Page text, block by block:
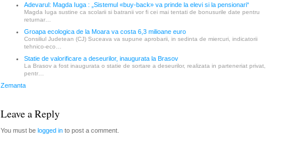
Adevarul: Magda Iuga : „Sistemul «buy-back» va prinde la elevi si la pensionari“
Magda Iuga sustine ca scolarii si batranii vor fi cei mai tentati de bonusurile date pentru
returnar…
Groapa ecologica de la Moara va costa 6,3 milioane euro
Consiliul Judetean (CJ) Suceava va supune aprobarii, in sedinta de miercuri, indicatorii
tehnico-eco…
Statie de valorificare a deseurilor, inaugurata la Brasov
La Brasov a fost inaugurata o statie de sortare a deseurilor, realizata in parteneriat privat,
pentr…
Zemanta
Leave a Reply
You must be logged in to post a comment.